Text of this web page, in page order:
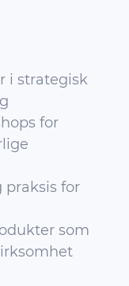
i strategisk
for
praksis for
som